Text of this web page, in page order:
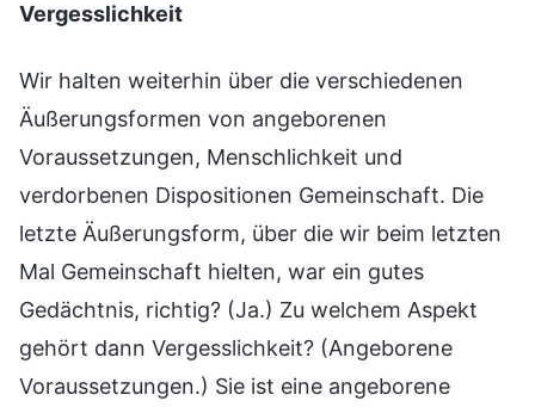
Vergesslichkeit
Wir halten weiterhin über die verschiedenen
Äußerungsformen von angeborenen
Voraussetzungen, Menschlichkeit und
verdorbenen Dispositionen Gemeinschaft. Die
letzte Äußerungsform, über die wir beim letzten
Mal Gemeinschaft hielten, war ein gutes
Gedächtnis, richtig? (Ja.) Zu welchem Aspekt
gehört dann Vergesslichkeit? (Angeborene
Voraussetzungen.) Sie ist eine angeborene